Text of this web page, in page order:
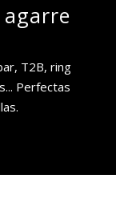
T2B, ring
Perfectas